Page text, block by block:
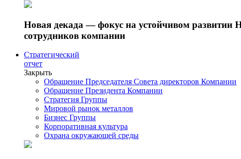
Новая декада — фокус на устойчивом
сотрудников компании
Стратегический
отчет
Закрыть
Обращение Председателя Совета директоров Компании
Обращение Президента Компании
Стратегия Группы
Мировой рынок металлов
Бизнес Группы
Корпоративная культура
Охрана окружающей среды